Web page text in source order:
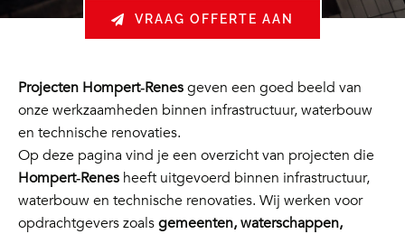
VRAAG OFFERTE AAN
Projecten Hompert‑Renesgeven een goed beeld van
onze werkzaamheden binnen infrastructuur, waterbouw
en technische renovaties.
Op deze pagina vind je een overzicht van projecten die
Hompert‑Renesheeft uitgevoerd binnen infrastructuur,
waterbouw en technische renovaties. Wij werken voor
opdrachtgevers zoalsgemeenten, waterschappen,